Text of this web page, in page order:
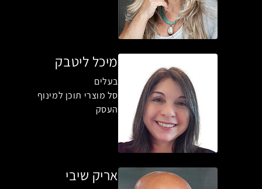
מיכל ליטבק
בעלים
סל מוצרי תוכן למינוף
העסק
אריק שיבי